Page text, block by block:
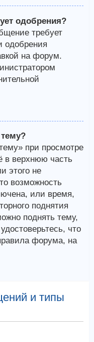
одобрения?
требует
одобрения
на форум.
при просмотре
в верхнюю часть
этого не
возможность
или время,
поднятия
поднять тему,
что
форума, на
и типы